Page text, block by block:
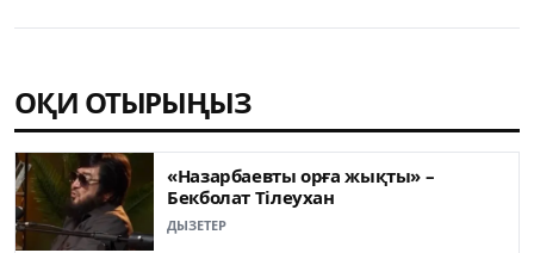
ОҚИ ОТЫРЫҢЫЗ
«Назарбаевты орға жықты» –
Бекболат Тілеухан
ДЫЗЕТЕР